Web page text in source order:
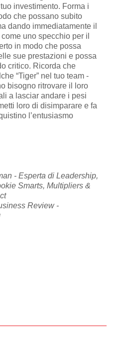
investimento. Forma i
che possano subito
dando immediatamente il
uno specchio per il
in modo che possa
sue prestazioni e possa
critico. Ricorda che
“Tiger” nel tuo team -
bisogno ritrovare il loro
a lasciar andare i pesi
loro di disimparare e fa
l’entusiasmo
- Esperta di Leadership,
Smarts, Multipliers &
Review -